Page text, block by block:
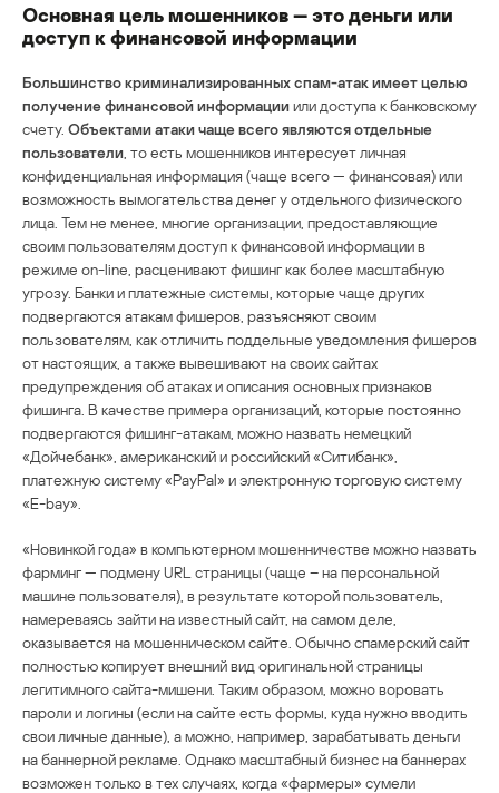
Основная цель мошенников — это деньги или
доступ к финансовой информации
Большинство криминализированных спам-атак имеет целью
получение финансовой информацииили доступа к банковскому
счету. Объектами атаки чаще всего являются отдельные
пользователи , то есть мошенников интересует личная
конфиденциальная информация (чаще всего — финансовая) или
возможность вымогательства денег у отдельного физического
лица. Тем не менее, многие организации, предоставляющие
своим пользователям доступ к финансовой информации в
режиме on-line, расценивают фишинг как более масштабную
угрозу. Банки и платежные системы, которые чаще других
подвергаются атакам фишеров, разъясняют своим
пользователям, как отличить поддельные уведомления фишеров
от настоящих, а также вывешивают на своих сайтах
предупреждения об атаках и описания основных признаков
фишинга. В качестве примера организаций, которые постоянно
подвергаются фишинг-атакам, можно назвать немецкий
«Дойчебанк», американский и российский «Ситибанк»,
платежную систему «PayPal» и электронную торговую систему
«E-bay».
«Новинкой года» в компьютерном мошенничестве можно назвать
фарминг — подмену URL страницы (чаще – на персональной
машине пользователя), в результате которой пользователь,
намереваясь зайти на известный сайт, на самом деле,
оказывается на мошенническом сайте. Обычно спамерский сайт
полностью копирует внешний вид оригинальной страницы
легитимного сайта-мишени. Таким образом, можно воровать
пароли и логины (если на сайте есть формы, куда нужно вводить
свои личные данные), а можно, например, зарабатывать деньги
на баннерной рекламе. Однако масштабный бизнес на баннерах
возможен только в тех случаях, когда «фармеры» сумели